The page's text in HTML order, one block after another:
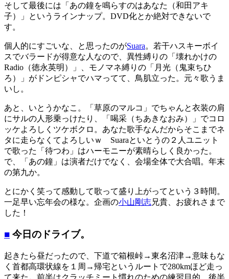
そして最後には「あの鐘を鳴らすのはあなた（和田アキ
子）」というラインナップ。DVD化とか絶対できないで
す。
個人的にすごいな、と思ったのがSuara。若干ハスキーボイ
スでバラードが得意な人なので、異性縛りの「壊れかけの
Radio（徳永英明）」、モノマネ縛りの「月光（鬼束ちひ
ろ）」がドンピシャでハマってて、鳥肌立った。元々歌うま
いし。
あと、いとうかなこ。「草原のマルコ」でちゃんと衣装の肩
にサルの人形乗っけたり、「喝采（ちあきなおみ）」でコロ
ッケよろしくツケボクロ。あなた歌手なんだからそこまでネ
タに走らなくてよろしいｗ Suaraといとうの２人ユニット
で歌った「待つわ」はハーモニーが素晴らしく良かった。
で、「あの鐘」は演者だけでなく、会場全体で大合唱。年末
の第九か。
とにかく笑って感動して歌って盛り上がってという３時間。
一足早い忘年会の様な。企画の小山剛志兄貴、お疲れさまで
した！
■ 今日のドライブ。
起きたら昼だったので、下道で箱根峠→東名沼津→意味もな
く首都高環状線を１周→帰宅というルートで280kmほど走っ
て来た。前半はクラッチミート慣れのための練習目的、後半